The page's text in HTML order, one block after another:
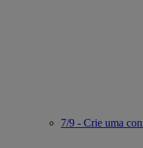
7/9 - Crie uma